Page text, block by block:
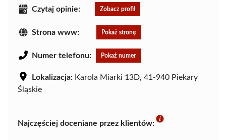
Czytaj opinie: Zobacz profil
Strona www: Pokaż stronę
Numer telefonu: Pokaż numer
Lokalizacja: Karola Miarki 13D, 41-940 Piekary
Śląskie
Najczęściej doceniane przez klientów: